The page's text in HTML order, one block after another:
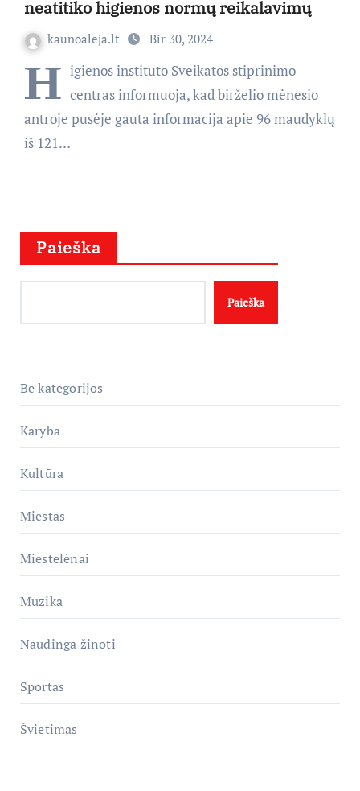
neatitiko higienos normų reikalavimų
kaunoaleja.lt Bir 30, 2024
H igienos instituto Sveikatos stiprinimo
centras informuoja, kad birželio mėnesio
antroje pusėje gauta informacija apie 96 maudyklų
iš 121…
Paieška
Paieška
Be kategorijos
Karyba
Kultūra
Miestas
Miestelėnai
Muzika
Naudinga žinoti
Sportas
Švietimas